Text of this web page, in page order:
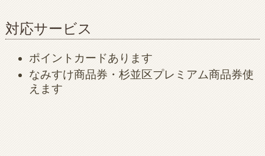
対応サービス
ポイントカードあります
なみすけ商品券・杉並区プレミアム商品券使
えます